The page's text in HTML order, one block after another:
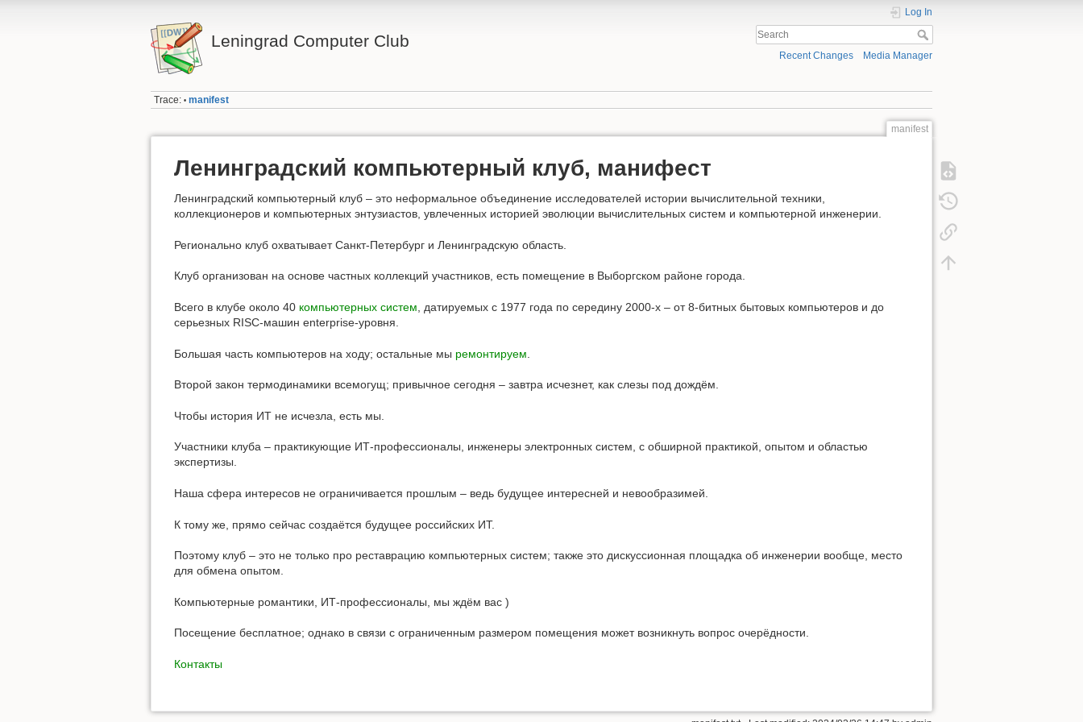
Leningrad Computer Club
Log In
Recent Changes Media Manager
Trace: • manifest
manifest
Ленинградский компьютерный клуб, манифест
Ленинградский компьютерный клуб – это неформальное объединение исследователей истории вычислительной техники,
коллекционеров и компьютерных энтузиастов, увлеченных историей эволюции вычислительных систем и компьютерной инженерии.
Регионально клуб охватывает Санкт-Петербург и Ленинградскую область.
Клуб организован на основе частных коллекций участников, есть помещение в Выборгском районе города.
Всего в клубе около 40 компьютерных систем , датируемых с 1977 года по середину 2000-х – от 8-битных бытовых компьютеров и до
серьезных RISC-машин enterprise-уровня.
Большая часть компьютеров на ходу; остальные мы ремонтируем
Второй закон термодинамики всемогущ; привычное сегодня – завтра исчезнет, как слезы под дождём.
Чтобы история ИТ не исчезла, есть мы.
Участники клуба – практикующие ИТ-профессионалы, инженеры электронных систем, с обширной практикой, опытом и областью
экспертизы.
Наша сфера интересов не ограничивается прошлым – ведь будущее интересней и невообразимей.
К тому же, прямо сейчас создаётся будущее российских ИТ.
Поэтому клуб – это не только про реставрацию компьютерных систем; также это дискуссионная площадка об инженерии вообще, место
для обмена опытом.
Компьютерные романтики, ИТ-профессионалы, мы ждём вас )
Посещение бесплатное; однако в связи с ограниченным размером помещения может возникнуть вопрос очерёдности.
Контакты